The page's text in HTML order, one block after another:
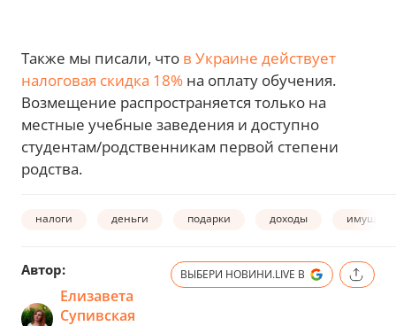
Также мы писали, что в Украине действует
налоговая скидка 18% на оплату обучения.
Возмещение распространяется только на
местные учебные заведения и доступно
студентам/родственникам первой степени
родства.
налоги деньги подарки доходы
Автор:
Елизавета
Супивская
ВЫБЕРИ НОВИНИ.LIVE В